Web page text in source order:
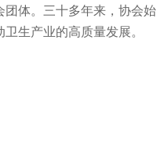
团体。三十多年来，协会始
生产业的高质量发展。